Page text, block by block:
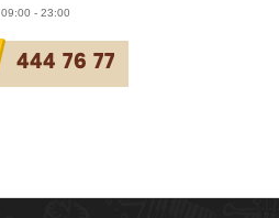
09:00 - 23:00
444 76 77